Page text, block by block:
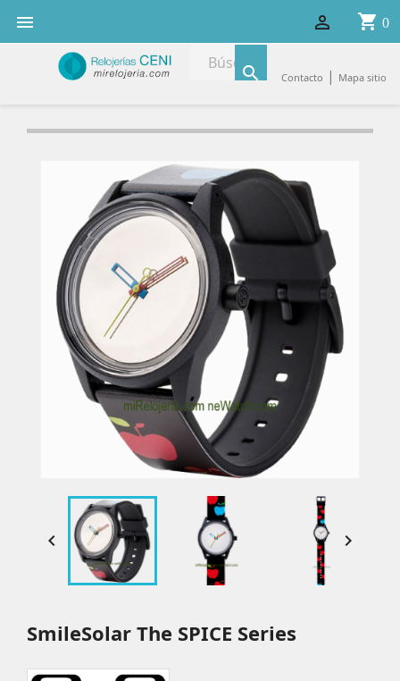
 shopping_cart 0

 Contacto | Mapa sitio
 
SmileSolar The SPICE Series